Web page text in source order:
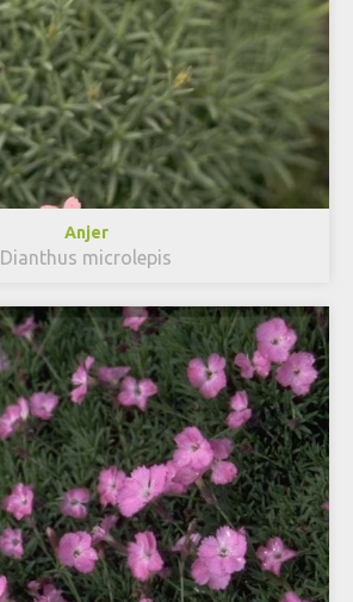
Anjer
Dianthus microlepis